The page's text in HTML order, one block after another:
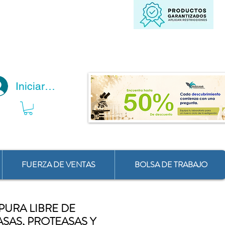
Iniciar Sesión
FUERZA DE VENTAS BOLSA DE TRABAJO
LIBRE DE
PROTEASAS Y